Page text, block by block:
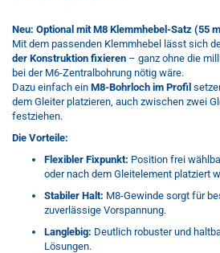
Neu: Optional mit M8 Klemmhebel-Satz (55
Mit dem passenden Klemmhebel lässt sich
der Konstruktion fixieren – ganz ohne die
bei der M6-Zentralbohrung nötig wäre.
Dazu einfach ein M8-Bohrloch im Profil
dem Gleiter platzieren, auch zwischen zwei
festziehen.
Die Vorteile:
Flexibler Fixpunkt: Position frei
oder nach dem Gleitelement platziert
Stabiler Halt: M8-Gewinde sorgt für
zuverlässige Vorspannung.
Langlebig: Deutlich robuster und
Lösungen.